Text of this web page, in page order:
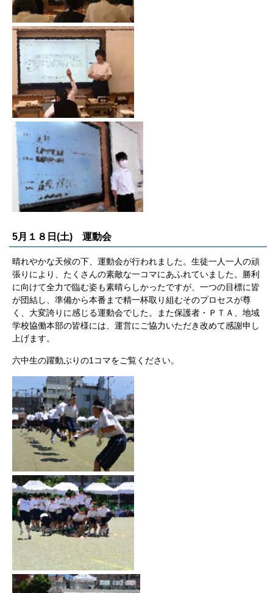
5月１８日(土) 運動会
晴れやかな天候の下、運動会が行われました。生徒一人一人の頑
張りにより、たくさんの素敵な一コマにあふれていました。勝利
に向けて全力で臨む姿も素晴らしかったですが、一つの目標に皆
が団結し、準備から本番まで精一杯取り組むそのプロセスが尊
く、大変誇りに感じる運動会でした。また保護者・ＰＴＡ、地域
学校協働本部の皆様には、運営にご協力いただき改めて感謝申し
上げます。
六中生の躍動ぶりの1コマをご覧ください。